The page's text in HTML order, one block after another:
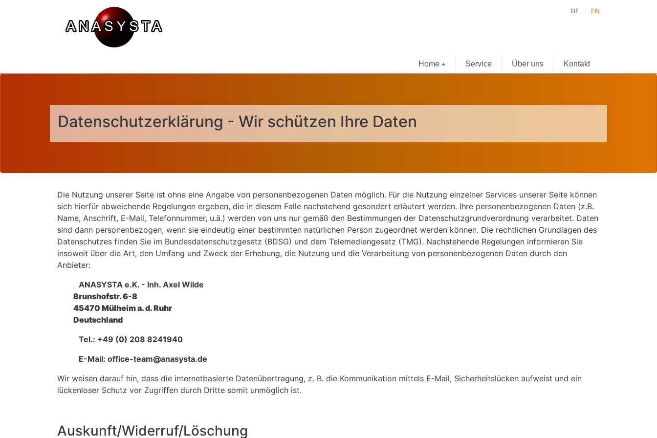
DE EN
+
Home Service Über uns Kontakt
Datenschutzerklärung - Wir schützen Ihre Daten
Die Nutzung unserer Seite ist ohne eine Angabe von personenbezogenen Daten möglich. Für die Nutzung einzelner Services unserer Seite können
sich hierfür abweichende Regelungen ergeben, die in diesem Falle nachstehend gesondert erläutert werden. Ihre personenbezogenen Daten (z.B.
Name, Anschrift, E-Mail, Telefonnummer, u.ä.) werden von uns nur gemäß den Bestimmungen der Datenschutzgrundverordnung verarbeitet. Daten
sind dann personenbezogen, wenn sie eindeutig einer bestimmten natürlichen Person zugeordnet werden können. Die rechtlichen Grundlagen des
Datenschutzes finden Sie im Bundesdatenschutzgesetz (BDSG) und dem Telemediengesetz (TMG). Nachstehende Regelungen informieren Sie
insoweit über die Art, den Umfang und Zweck der Erhebung, die Nutzung und die Verarbeitung von personenbezogenen Daten durch den
Anbieter:
ANASYSTA e.K. - Inh. Axel Wilde
Brunshofstr. 6-8
45470 Mülheim a. d. Ruhr
Deutschland
Tel.: +49 (0) 208 8241940
E-Mail: office-team@anasysta.de
Wir weisen darauf hin, dass die internetbasierte Datenübertragung, z. B. die Kommunikation mittels E-Mail, Sicherheitslücken aufweist und ein
lückenloser Schutz vor Zugriffen durch Dritte somit unmöglich ist.
Auskunft/Widerruf/Löschung